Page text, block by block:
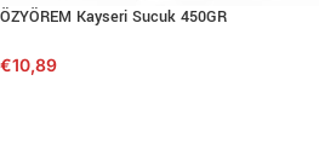
ÖZYÖREM Kayseri Sucuk 450GR
€10,89